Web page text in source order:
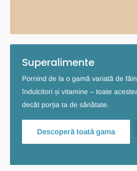
Superalimente
Pornind de la o gamă variată de
îndulcitori și vitamine – toate
decât porția ta de sănătate.
Descoperă toată gama